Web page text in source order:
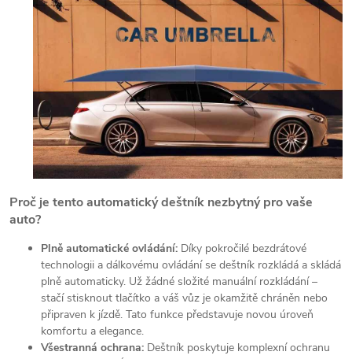
Proč je tento automatický deštník nezbytný pro vaše
auto?
Plně automatické ovládání: Díky pokročilé bezdrátové
technologii a dálkovému ovládání se deštník rozkládá a skládá
plně automaticky. Už žádné složité manuální rozkládání –
stačí stisknout tlačítko a váš vůz je okamžitě chráněn nebo
připraven k jízdě. Tato funkce představuje novou úroveň
komfortu a elegance.
Všestranná ochrana: Deštník poskytuje komplexní ochranu